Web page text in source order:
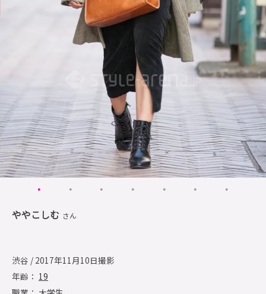
ややこしむ さん
渋谷 / 2017年11月10日撮影
年齢： 19